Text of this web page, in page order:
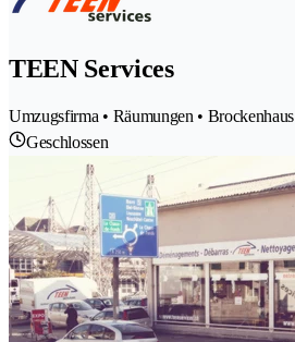
TEEN Services
Umzugsfirma • Räumungen • Brockenhaus
Geschlossen